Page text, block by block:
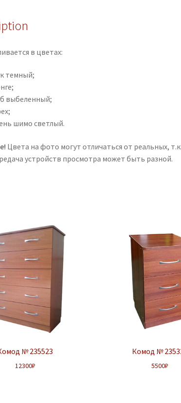
в цветах:
темный;
выбеленный;
шимо светлый.
Цвета на фото могут отличаться от реальных, т.к.
устройств просмотра может быть разной.
№ 235523
12300₽
Комод №
5500₽